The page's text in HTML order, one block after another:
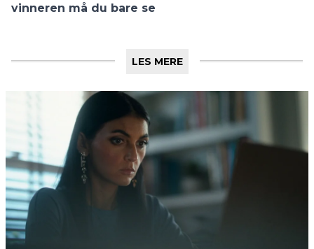
vinneren må du bare se
LES MERE